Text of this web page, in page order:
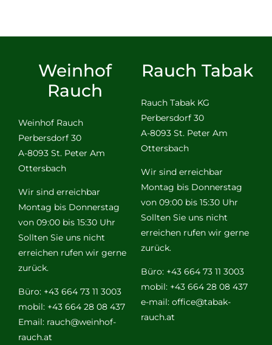
Weinhof
Rauch
Weinhof Rauch
Perbersdorf 30
A-8093 St. Peter Am
Ottersbach
Wir sind erreichbar
Montag bis Donnerstag
von 09:00 bis 15:30 Uhr
Sollten Sie uns nicht
erreichen rufen wir gerne
zurück.
Büro: +43 664 73 11 3003
mobil: +43 664 28 08 437
Email: rauch@weinhof-
rauch.at
Rauch Tabak
Rauch Tabak KG
Perbersdorf 30
A-8093 St. Peter Am
Ottersbach
Wir sind erreichbar
Montag bis Donnerstag
von 09:00 bis 15:30 Uhr
Sollten Sie uns nicht
erreichen rufen wir gerne
zurück.
Büro: +43 664 73 11 3003
mobil: +43 664 28 08 437
e-mail: office@tabak-
rauch.at